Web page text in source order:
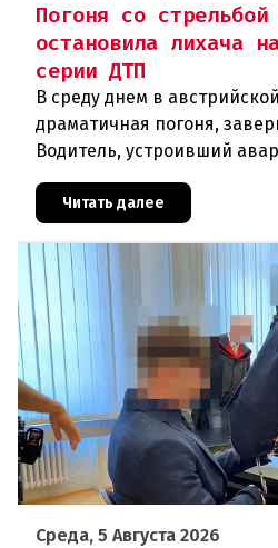
Погоня со
остановила лихача
серии ДТП
В среду днем в
драматичная погоня,
Водитель, устроивший
скрыться от полиции,
новых столкновений.Что слу
Читать далее
Среда, 5 Августа 2026